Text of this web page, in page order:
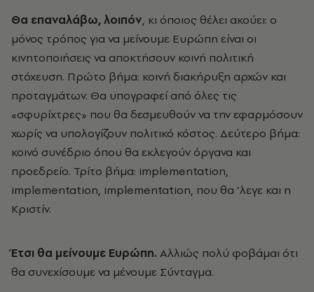
Θα επαναλάβω, λοιπόν, κι όποιος θέλει ακούει: ο
μόνος τρόπος για να μείνουμε Ευρώπη είναι οι
κινητοποιήσεις να αποκτήσουν κοινή πολιτική
στόχευση. Πρώτο βήμα: κοινή διακήρυξη αρχών και
προταγμάτων. Θα υπογραφεί από όλες τις
«σφυρίχτρες» που θα δεσμευθούν να την εφαρμόσουν
χωρίς να υπολογίζουν πολιτικό κόστος. Δεύτερο βήμα:
κοινό συνέδριο όπου θα εκλεγούν όργανα και
προεδρείο. Τρίτο βήμα: implementation,
implementation, implementation, που θα ’λεγε και η
Κριστίν.
Έτσι θα μείνουμε Ευρώπη. Αλλιώς πολύ φοβάμαι ότι
θα συνεχίσουμε να μένουμε Σύνταγμα.